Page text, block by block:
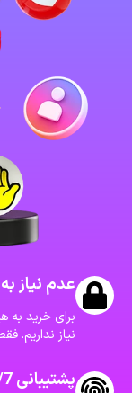
عدم نیاز
برای خرید به
نیاز نداریم.
پشتیبانی 24/7